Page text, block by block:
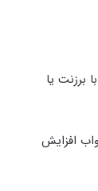
برزنت یا
افزایش